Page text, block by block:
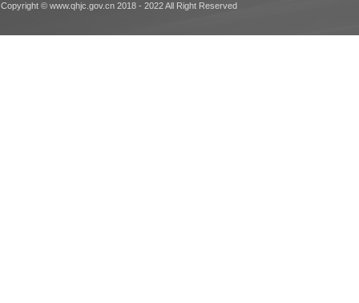
Copyright © www.qhjc.gov.cn 2018 - 2022 All Right Reserved